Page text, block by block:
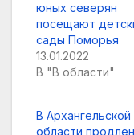
юных северян
посещают
сады Поморья
13.01.2022
В "В области"
В Архангельской
области продлен